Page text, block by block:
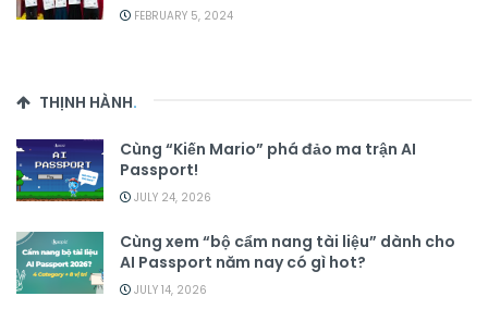
FEBRUARY 5, 2024
THỊNH HÀNH.
Cùng “Kiến Mario” phá đảo ma trận AI
Passport!
JULY 24, 2026
Cùng xem “bộ cẩm nang tài liệu” dành cho
AI Passport năm nay có gì hot?
JULY 14, 2026